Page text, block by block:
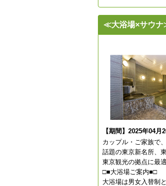
≪大浴場×サウナ
【期間】2025年04月
カップル・ご家族で
話題の東京新名所、
東京観光の拠点に最
□■大浴場ご案内■□
大浴場は男女入替制